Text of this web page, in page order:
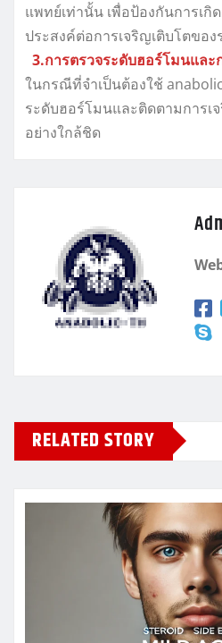
แพทย์เท่านั้น เพื่อป้องกันการเกิ
ประสงค์ต่อการเจริญเติบโตของ
3.การตรวจระดับฮอร์โมนและ
ในกรณีที่จำเป็นต้องใช้
ระดับฮอร์โมนและติดตามการเ
อย่างใกล้ชิด
RELATED STORY